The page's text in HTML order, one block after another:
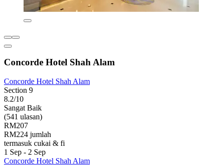
Concorde Hotel Shah Alam
Concorde Hotel Shah Alam
Section 9
8.2/10
Sangat Baik
(541 ulasan)
RM207
RM224 jumlah
termasuk cukai & fi
1 Sep - 2 Sep
Concorde Hotel Shah Alam